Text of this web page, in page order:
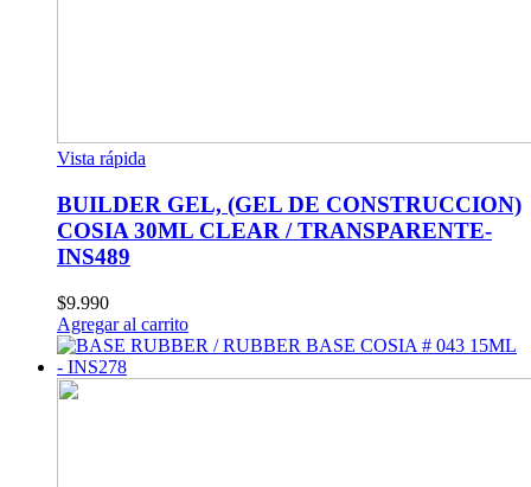
Vista rápida
BUILDER GEL, (GEL DE CONSTRUCCION)
COSIA 30ML CLEAR / TRANSPARENTE-
INS489
$9.990
Agregar al carrito